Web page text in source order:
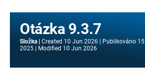
Otázka 9.3.7
Složka Created 10 Jun 2026 Publikováno
2025
Modified 10 Jun 2026